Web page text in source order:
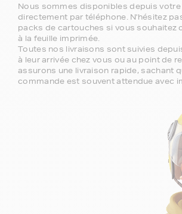
Nous sommes disponibles depuis
directement par téléphone. N'hésitez
packs de cartouches si vous souhaitez
à la feuille imprimée.
Toutes nos livraisons sont suivies
à leur arrivée chez vous ou au point de
assurons une livraison rapide, sachant
commande est souvent attendue avec